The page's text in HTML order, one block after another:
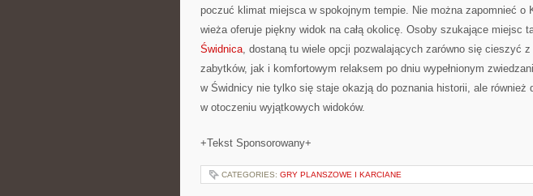
poczuć klimat miejsca w spokojnym tempie. Nie można zapomnieć o
wieża oferuje piękny widok na całą okolicę. Osoby szukające miejsc
Świdnica, dostaną tu wiele opcji pozwalających zarówno się cieszyć z
zabytków, jak i komfortowym relaksem po dniu wypełnionym
w Świdnicy nie tylko się staje okazją do poznania historii, ale również
w otoczeniu wyjątkowych widoków.
+Tekst Sponsorowany+
CATEGORIES: GRY PLANSZOWE I KARCIANE